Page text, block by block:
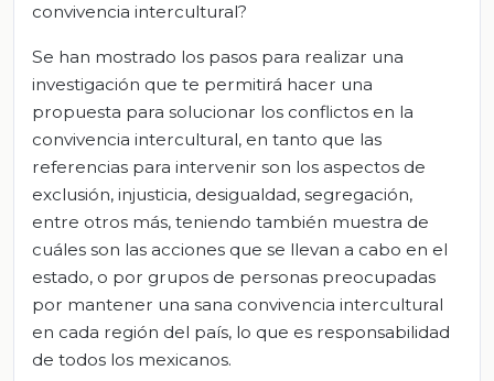
convivencia intercultural?
Se han mostrado los pasos para realizar una
investigación que te permitirá hacer una
propuesta para solucionar los conflictos en la
convivencia intercultural, en tanto que las
referencias para intervenir son los aspectos de
exclusión, injusticia, desigualdad, segregación,
entre otros más, teniendo también muestra de
cuáles son las acciones que se llevan a cabo en el
estado, o por grupos de personas preocupadas
por mantener una sana convivencia intercultural
en cada región del país, lo que es responsabilidad
de todos los mexicanos.